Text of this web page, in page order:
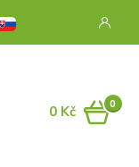
0
0 Kč